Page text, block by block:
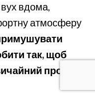
вдома,
атмосферу
так, щоб
процес.